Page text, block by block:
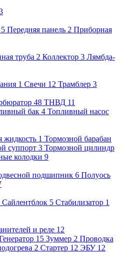
5 Передняя панель 2 Приборная
труба 2 Коллектор 3 Лямбда-
1 Свечи 12 Трамблер 3
48 ТНВД 11
бак 4 Топливный насос
жидкость 1 Тормозной барабан
суппорт 3 Тормозной цилиндр
колодки 9
подшипник 6 Полуось
Сайлентблок 5 Стабилизатор 1
и реле 12
15 Зуммер 2 Проводка
2 Стартер 12 ЭБУ 12